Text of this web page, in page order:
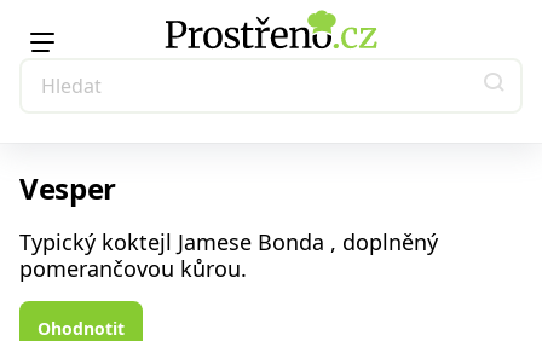
Vesper
Typický koktejl Jamese Bonda , doplněný
pomerančovou kůrou.
Ohodnotit